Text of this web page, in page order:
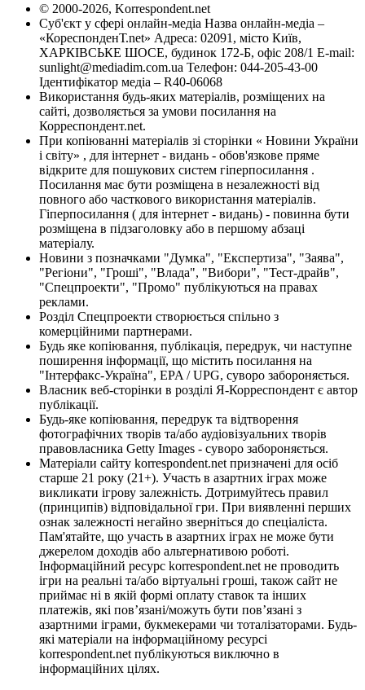
© 2000-2026, Korrespondent.net
Суб'єкт у сфері онлайн-медіа Назва онлайн-медіа –
«КореспонденТ.net» Адреса: 02091, місто Київ,
ХАРКІВСЬКЕ ШОСЕ, будинок 172-Б, офіс 208/1 E-mail:
sunlight@mediadim.com.ua Телефон: 044-205-43-00
Ідентифікатор медіа – R40-06068
Використання будь-яких матеріалів, розміщених на
сайті, дозволяється за умови посилання на
Корреспондент.net.
При копіюванні матеріалів зі сторінки « Новини України
і світу» , для інтернет - видань - обов'язкове пряме
відкрите для пошукових систем гіперпосилання .
Посилання має бути розміщена в незалежності від
повного або часткового використання матеріалів.
Гіперпосилання ( для інтернет - видань) - повинна бути
розміщена в підзаголовку або в першому абзаці
матеріалу.
Новини з позначками "Думка", "Експертиза", "Заява",
"Регіони", "Гроші", "Влада", "Вибори", "Тест-драйв",
"Спецпроекти", "Промо" публікуються на правах
реклами.
Розділ Спецпроекти створюється спільно з
комерційними партнерами.
Будь яке копіювання, публікація, передрук, чи наступне
поширення інформації, що містить посилання на
"Інтерфакс-Україна", EPA / UPG, суворо забороняється.
Власник веб-сторінки в розділі Я-Корреспондент є автор
публікації.
Будь-яке копіювання, передрук та відтворення
фотографічних творів та/або аудіовізуальних творів
правовласника Getty Images - суворо забороняється.
Матеріали сайту korrespondent.net призначені для осіб
старше 21 року (21+). Участь в азартних іграх може
викликати ігрову залежність. Дотримуйтесь правил
(принципів) відповідальної гри. При виявленні перших
ознак залежності негайно зверніться до спеціаліста.
Пам'ятайте, що участь в азартних іграх не може бути
джерелом доходів або альтернативою роботі.
Інформаційний ресурс korrespondent.net не проводить
ігри на реальні та/або віртуальні гроші, також сайт не
приймає ні в якій формі оплату ставок та інших
платежів, які пов’язані/можуть бути пов’язані з
азартними іграми, букмекерами чи тоталізаторами. Будь-
які матеріали на інформаційному ресурсі
korrespondent.net публікуються виключно в
інформаційних цілях.